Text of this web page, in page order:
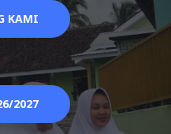
KAMI
2027